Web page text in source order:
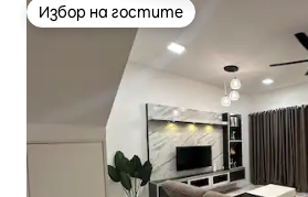
Избор на гостите
Избор на гостите